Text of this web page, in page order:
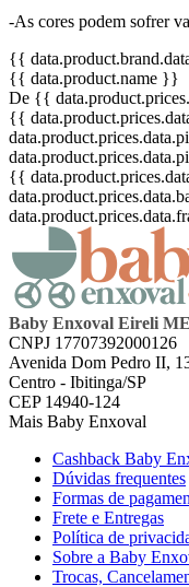
-As cores podem sofrer
{{
{{ data.product.name }}
De {{
{{
{{
Baby Enxoval Eireli ME
CNPJ 17707392000126
Avenida Dom Pedro II,
Centro - Ibitinga/SP
CEP 14940-124
Mais Baby Enxoval
Cashback Baby
Dúvidas frequentes
Formas de
Frete e Entregas
Política de
Sobre a Baby
Trocas,